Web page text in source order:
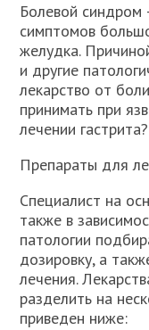
Болевой синдром
симптомов
желудка.
и другие
лекарство от
принимать при
лечении гастрита?
Препараты для
Специалист на
также в
патологии
дозировку, а
лечения.
разделить на
приведен ниже: